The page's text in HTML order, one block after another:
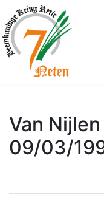
Van
09/03/